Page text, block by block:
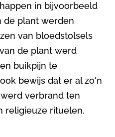
in bijvoorbeeld
de plant werden
van bloedstolsels
de plant werd
buikpijn te
bewijs dat er al zo'n
werd verbrand ten
religieuze rituelen.